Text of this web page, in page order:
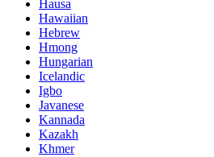
Hausa
Hawaiian
Hebrew
Hmong
Hungarian
Icelandic
Igbo
Javanese
Kannada
Kazakh
Khmer